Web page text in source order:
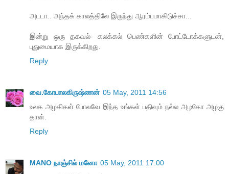
அடடா.. அந்தக் காலத்திலே இருந்து ஆரம்பமாகிடுச்சா...
இன்று ஒரு தகவல்- கலக்கல் பெண்களின் போட்டோக்களுடன்,
புதுமையாக இருக்கிறது.
Reply
வை.கோபாலகிருஷ்ணன் 05 May, 2011 14:56
உலக அழகிகள் போலவே இந்த உங்கள் பதிவும் நல்ல அழகோ அழகு
தான்.
Reply
MANO நாஞ்சில் மனோ 05 May, 2011 17:00